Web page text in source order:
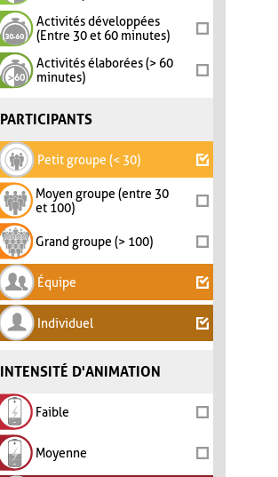
Activités développées
(Entre 30 et 60 minutes)
Activités élaborées (> 60
minutes)
PARTICIPANTS
Petit groupe (< 30)
Moyen groupe (entre 30
et 100)
Grand groupe (> 100)
Équipe
Individuel
INTENSITÉ D'ANIMATION
Faible
Moyenne